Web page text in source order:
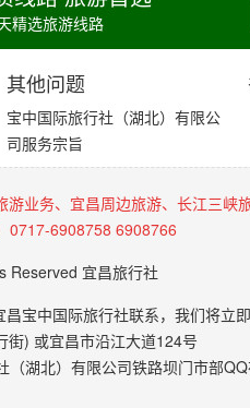
精选旅游线路
其他问题
宝中国际旅行社（湖北）有限公
司服务宗旨
业务、宜昌周边旅游、长江三峡
0717-6908758 6908766
Reserved 宜昌旅行社
宝中国际旅行社联系，我们将立即
街) 或宜昌市沿江大道124号
（湖北）有限公司铁路坝门市部